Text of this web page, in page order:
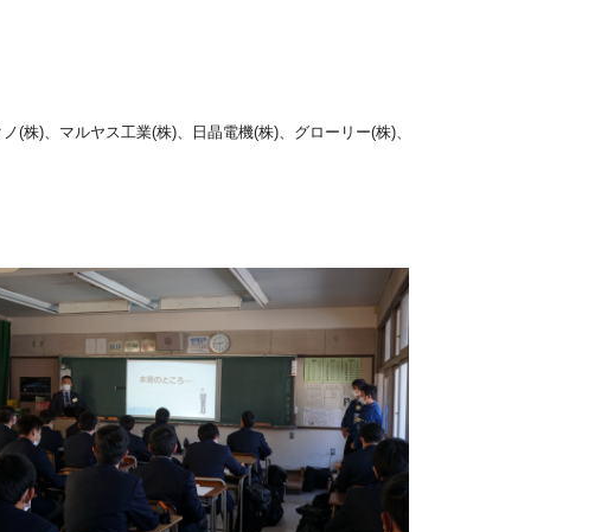
(株)、マルヤス工業(株)、日晶電機(株)、グローリー(株)、